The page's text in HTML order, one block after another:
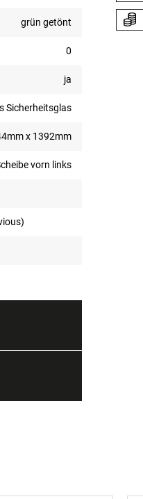
grün getönt
0
ja
Sicherheitsglas
x 1392mm
vorn links